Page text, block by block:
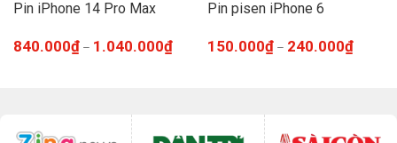
Pin iPhone 14 Pro Max
840.000₫– 1.040.000₫
Pin pisen iPhone 6
150.000₫– 240.000₫